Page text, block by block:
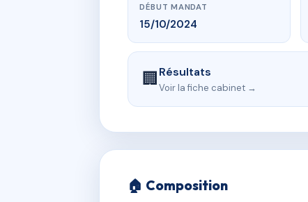
DÉBUT MANDAT
15/10/2024
🏢Résultats
Voir la fiche cabinet →
🏠 Composition